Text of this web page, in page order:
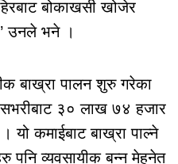
बोकाखसी खोजेर
उनले भने ।
बाख्रा पालन शुरु गरेका
३० लाख ७४ हजार
यो कमाईबाट बाख्रा पाल्ने
पनि व्यवसायीक बन्न मेहनेत